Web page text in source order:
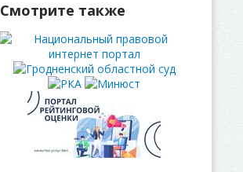
Смотрите также